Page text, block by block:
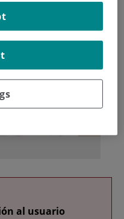
al usuario